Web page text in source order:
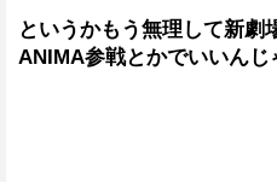
というかもう無理して新劇
ANIMA参戦とかでいいんじ